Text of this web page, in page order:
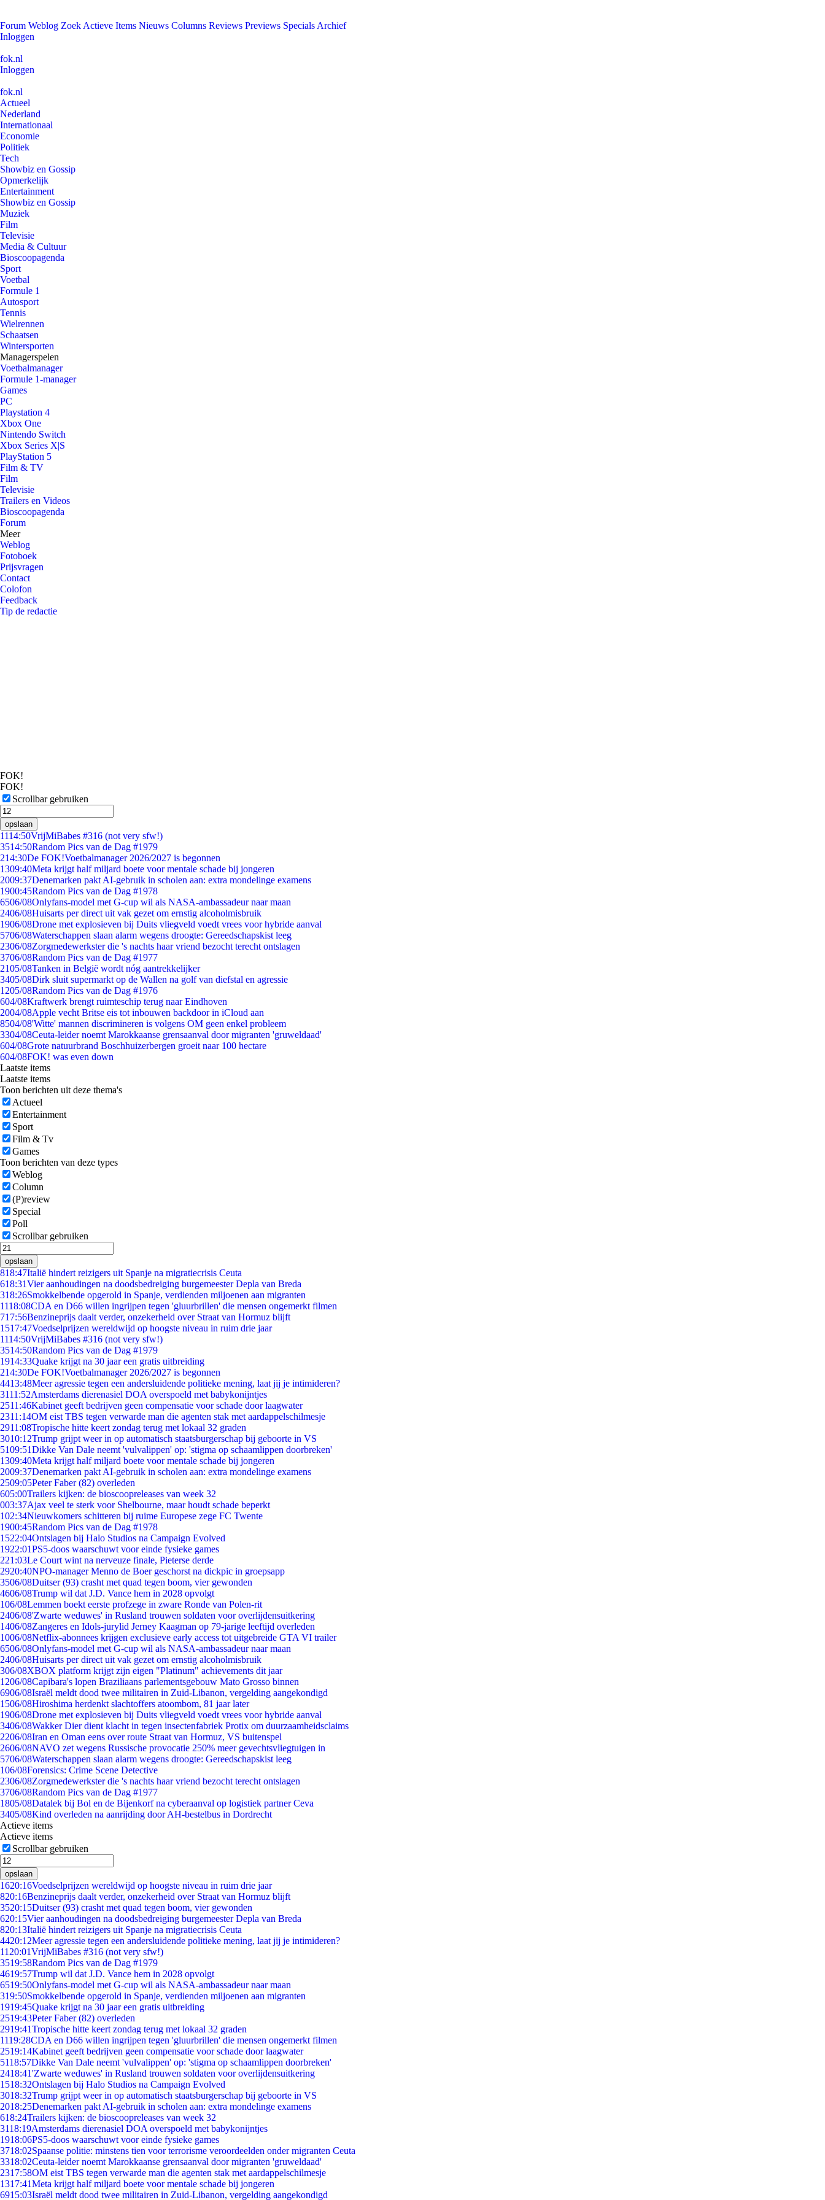
Forum Weblog Zoek Actieve Items Nieuws Columns Reviews Previews Specials Archief
Inloggen
fok.nl
Inloggen
fok.nl
Actueel
Nederland
Internationaal
Economie
Politiek
Tech
Showbiz en Gossip
Opmerkelijk
Entertainment
Showbiz en Gossip
Muziek
Film
Televisie
Media & Cultuur
Bioscoopagenda
Sport
Voetbal
Formule 1
Autosport
Tennis
Wielrennen
Schaatsen
Wintersporten
Managerspelen
Voetbalmanager
Formule 1-manager
Games
PC
Playstation 4
Xbox One
Nintendo Switch
Xbox Series X|S
PlayStation 5
Film & TV
Film
Televisie
Trailers en Videos
Bioscoopagenda
Forum
Meer
Weblog
Fotoboek
Prijsvragen
Contact
Colofon
Feedback
Tip de redactie
FOK!
FOK!
Scrollbar gebruiken
opslaan
1114:50VrijMiBabes #316 (not very sfw!)
3514:50Random Pics van de Dag #1979
214:30De FOK!Voetbalmanager 2026/2027 is begonnen
1309:40Meta krijgt half miljard boete voor mentale schade bij jongeren
2009:37Denemarken pakt AI-gebruik in scholen aan: extra mondelinge examens
1900:45Random Pics van de Dag #1978
6506/08Onlyfans-model met G-cup wil als NASA-ambassadeur naar maan
2406/08Huisarts per direct uit vak gezet om ernstig alcoholmisbruik
1906/08Drone met explosieven bij Duits vliegveld voedt vrees voor hybride aanval
5706/08Waterschappen slaan alarm wegens droogte: Gereedschapskist leeg
2306/08Zorgmedewerkster die 's nachts haar vriend bezocht terecht ontslagen
3706/08Random Pics van de Dag #1977
2105/08Tanken in België wordt nóg aantrekkelijker
3405/08Dirk sluit supermarkt op de Wallen na golf van diefstal en agressie
1205/08Random Pics van de Dag #1976
604/08Kraftwerk brengt ruimteschip terug naar Eindhoven
2004/08Apple vecht Britse eis tot inbouwen backdoor in iCloud aan
8504/08'Witte' mannen discrimineren is volgens OM geen enkel probleem
3304/08Ceuta-leider noemt Marokkaanse grensaanval door migranten 'gruweldaad'
604/08Grote natuurbrand Boschhuizerbergen groeit naar 100 hectare
604/08FOK! was even down
Laatste items
Laatste items
Toon berichten uit deze thema's
Actueel
Entertainment
Sport
Film & Tv
Games
Toon berichten van deze types
Weblog
Column
(P)review
Special
Poll
Scrollbar gebruiken
opslaan
818:47Italië hindert reizigers uit Spanje na migratiecrisis Ceuta
618:31Vier aanhoudingen na doodsbedreiging burgemeester Depla van Breda
318:26Smokkelbende opgerold in Spanje, verdienden miljoenen aan migranten
1118:08CDA en D66 willen ingrijpen tegen 'gluurbrillen' die mensen ongemerkt filmen
717:56Benzineprijs daalt verder, onzekerheid over Straat van Hormuz blijft
1517:47Voedselprijzen wereldwijd op hoogste niveau in ruim drie jaar
1114:50VrijMiBabes #316 (not very sfw!)
3514:50Random Pics van de Dag #1979
1914:33Quake krijgt na 30 jaar een gratis uitbreiding
214:30De FOK!Voetbalmanager 2026/2027 is begonnen
4413:48Meer agressie tegen een andersluidende politieke mening, laat jij je intimideren?
3111:52Amsterdams dierenasiel DOA overspoeld met babykonijntjes
2511:46Kabinet geeft bedrijven geen compensatie voor schade door laagwater
2311:14OM eist TBS tegen verwarde man die agenten stak met aardappelschilmesje
2911:08Tropische hitte keert zondag terug met lokaal 32 graden
3010:12Trump grijpt weer in op automatisch staatsburgerschap bij geboorte in VS
5109:51Dikke Van Dale neemt 'vulvalippen' op: 'stigma op schaamlippen doorbreken'
1309:40Meta krijgt half miljard boete voor mentale schade bij jongeren
2009:37Denemarken pakt AI-gebruik in scholen aan: extra mondelinge examens
2509:05Peter Faber (82) overleden
605:00Trailers kijken: de bioscoopreleases van week 32
003:37Ajax veel te sterk voor Shelbourne, maar houdt schade beperkt
102:34Nieuwkomers schitteren bij ruime Europese zege FC Twente
1900:45Random Pics van de Dag #1978
1522:04Ontslagen bij Halo Studios na Campaign Evolved
1922:01PS5-doos waarschuwt voor einde fysieke games
221:03Le Court wint na nerveuze finale, Pieterse derde
2920:40NPO-manager Menno de Boer geschorst na dickpic in groepsapp
3506/08Duitser (93) crasht met quad tegen boom, vier gewonden
4606/08Trump wil dat J.D. Vance hem in 2028 opvolgt
106/08Lemmen boekt eerste profzege in zware Ronde van Polen-rit
2406/08'Zwarte weduwes' in Rusland trouwen soldaten voor overlijdensuitkering
1406/08Zangeres en Idols-jurylid Jerney Kaagman op 79-jarige leeftijd overleden
1006/08Netflix-abonnees krijgen exclusieve early access tot uitgebreide GTA VI trailer
6506/08Onlyfans-model met G-cup wil als NASA-ambassadeur naar maan
2406/08Huisarts per direct uit vak gezet om ernstig alcoholmisbruik
306/08XBOX platform krijgt zijn eigen "Platinum" achievements dit jaar
1206/08Capibara's lopen Braziliaans parlementsgebouw Mato Grosso binnen
6906/08Israël meldt dood twee militairen in Zuid-Libanon, vergelding aangekondigd
1506/08Hiroshima herdenkt slachtoffers atoombom, 81 jaar later
1906/08Drone met explosieven bij Duits vliegveld voedt vrees voor hybride aanval
3406/08Wakker Dier dient klacht in tegen insectenfabriek Protix om duurzaamheidsclaims
2206/08Iran en Oman eens over route Straat van Hormuz, VS buitenspel
2606/08NAVO zet wegens Russische provocatie 250% meer gevechtsvliegtuigen in
5706/08Waterschappen slaan alarm wegens droogte: Gereedschapskist leeg
106/08Forensics: Crime Scene Detective
2306/08Zorgmedewerkster die 's nachts haar vriend bezocht terecht ontslagen
3706/08Random Pics van de Dag #1977
1805/08Datalek bij Bol en de Bijenkorf na cyberaanval op logistiek partner Ceva
3405/08Kind overleden na aanrijding door AH-bestelbus in Dordrecht
Actieve items
Actieve items
Scrollbar gebruiken
opslaan
1620:16Voedselprijzen wereldwijd op hoogste niveau in ruim drie jaar
820:16Benzineprijs daalt verder, onzekerheid over Straat van Hormuz blijft
3520:15Duitser (93) crasht met quad tegen boom, vier gewonden
620:15Vier aanhoudingen na doodsbedreiging burgemeester Depla van Breda
820:13Italië hindert reizigers uit Spanje na migratiecrisis Ceuta
4420:12Meer agressie tegen een andersluidende politieke mening, laat jij je intimideren?
11 20:01VrijMiBabes #316 (not very sfw!)
3519:58Random Pics van de Dag #1979
4619:57Trump wil dat J.D. Vance hem in 2028 opvolgt
6519:50Onlyfans-model met G-cup wil als NASA-ambassadeur naar maan
319:50Smokkelbende opgerold in Spanje, verdienden miljoenen aan migranten
1919:45Quake krijgt na 30 jaar een gratis uitbreiding
2519:43Peter Faber (82) overleden
2919:41Tropische hitte keert zondag terug met lokaal 32 graden
1119:28CDA en D66 willen ingrijpen tegen 'gluurbrillen' die mensen ongemerkt filmen
2519:14Kabinet geeft bedrijven geen compensatie voor schade door laagwater
5118:57Dikke Van Dale neemt 'vulvalippen' op: 'stigma op schaamlippen doorbreken'
2418:41'Zwarte weduwes' in Rusland trouwen soldaten voor overlijdensuitkering
1518:32Ontslagen bij Halo Studios na Campaign Evolved
3018:32Trump grijpt weer in op automatisch staatsburgerschap bij geboorte in VS
2018:25Denemarken pakt AI-gebruik in scholen aan: extra mondelinge examens
618:24Trailers kijken: de bioscoopreleases van week 32
3118:19Amsterdams dierenasiel DOA overspoeld met babykonijntjes
1918:06PS5-doos waarschuwt voor einde fysieke games
3718:02Spaanse politie: minstens tien voor terrorisme veroordeelden onder migranten Ceuta
3318:02Ceuta-leider noemt Marokkaanse grensaanval door migranten 'gruweldaad'
2317:58OM eist TBS tegen verwarde man die agenten stak met aardappelschilmesje
1317:41Meta krijgt half miljard boete voor mentale schade bij jongeren
6915:03Israël meldt dood twee militairen in Zuid-Libanon, vergelding aangekondigd